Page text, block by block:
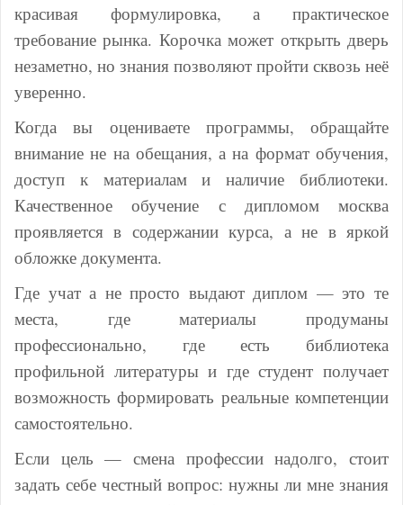
красивая формулировка, а практическое
требование рынка. Корочка может открыть дверь
незаметно, но знания позволяют пройти сквозь неё
уверенно.
Когда вы оцениваете программы, обращайте
внимание не на обещания, а на формат обучения,
доступ к материалам и наличие библиотеки.
Качественное обучение с дипломом москва
проявляется в содержании курса, а не в яркой
обложке документа.
Где учат а не просто выдают диплом — это те
места, где материалы продуманы
профессионально, где есть библиотека
профильной литературы и где студент получает
возможность формировать реальные компетенции
самостоятельно.
Если цель — смена профессии надолго, стоит
задать себе честный вопрос: нужны ли мне знания